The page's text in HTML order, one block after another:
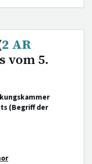
2 AR
vom 5.
(Begriff der